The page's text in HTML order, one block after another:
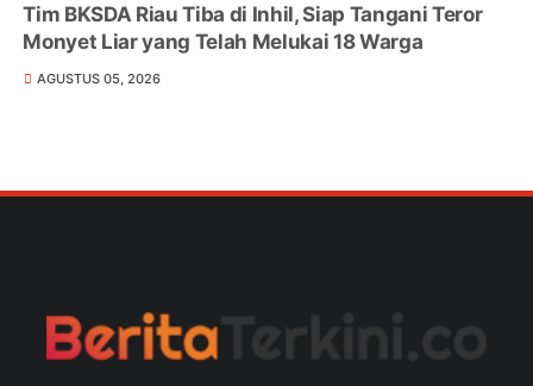
Tim BKSDA Riau Tiba di Inhil, Siap Tangani Teror
Monyet Liar yang Telah Melukai 18 Warga
AGUSTUS 05, 2026